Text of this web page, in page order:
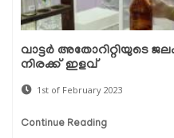
വാട്ടർ അതോറിറ്റിയുടെ
നിരക്ക് ഇളവ്
1st of February 2023
Continue Reading